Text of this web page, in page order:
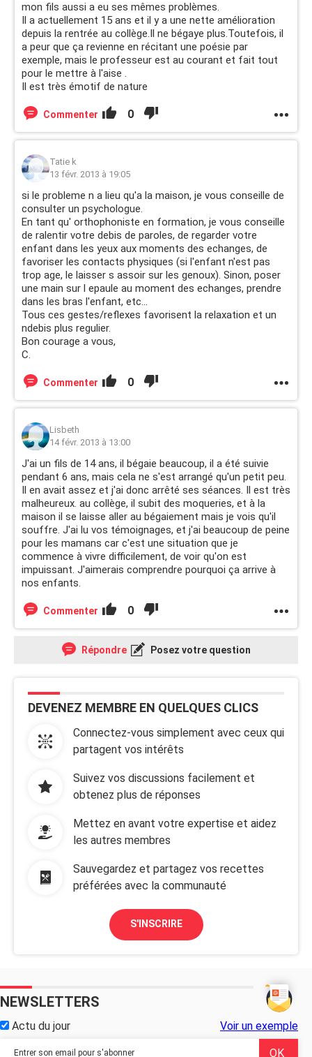
mon fils aussi a eu ses mêmes problèmes.
Il a actuellement 15 ans et il y a une nette amélioration
depuis la rentrée au collège.Il ne bégaye plus.Toutefois, il
a peur que ça revienne en récitant une poésie par
exemple, mais le professeur est au courant et fait tout
pour le mettre à l'aise .
Il est très émotif de nature
Commenter 0
Tatie k
13 févr. 2013 à 19:05
si le probleme n a lieu qu'a la maison, je vous conseille de
consulter un psychologue.
En tant qu' orthophoniste en formation, je vous conseille
de ralentir votre debis de paroles, de regarder votre
enfant dans les yeux aux moments des echanges, de
favoriser les contacts physiques (si l'enfant n'est pas
trop age, le laisser s assoir sur les genoux). Sinon, poser
une main sur l epaule au moment des echanges, prendre
dans les bras l'enfant, etc...
Tous ces gestes/reflexes favorisent la relaxation et un
ndebis plus regulier.
Bon courage a vous,
C.
Commenter 0
Lisbeth
14 févr. 2013 à 13:00
J'ai un fils de 14 ans, il bégaie beaucoup, il a été suivie
pendant 6 ans, mais cela ne s'est arrangé qu'un petit peu.
Il en avait assez et j'ai donc arrêté ses séances. Il est très
malheureux. au collège, il subit des moqueries, et à la
maison il se laisse aller au bégaiement mais je vois qu'il
souffre. J'ai lu vos témoignages, et j'ai beaucoup de peine
pour les mamans car c'est une situation que je
commence à vivre difficilement, de voir qu'on est
impuissant. J'aimerais comprendre pourquoi ça arrive à
nos enfants.
Commenter 0
Répondre Posez votre question
DEVENEZ MEMBRE EN QUELQUES CLICS
Connectez-vous simplement avec ceux qui
partagent vos intérêts
Suivez vos discussions facilement et
obtenez plus de réponses
Mettez en avant votre expertise et aidez
les autres membres
Sauvegardez et partagez vos recettes
préférées avec la communauté
S'INSCRIRE
NEWSLETTERS
Actu du jour Voir un exemple